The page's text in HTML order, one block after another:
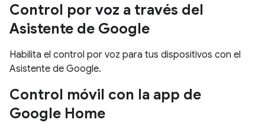
Control por voz a través del
Asistente de Google
Habilita el control por voz para tus dispositivos con el
Asistente de Google.
Control móvil con la app de
Google Home